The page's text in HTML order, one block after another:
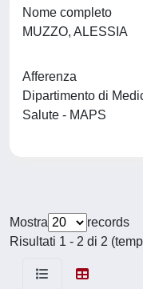
Nome completo
MUZZO, ALESSIA
Afferenza
Dipartimento di
Salute - MAPS
Mostra
records
Risultati 1 - 2 di 2